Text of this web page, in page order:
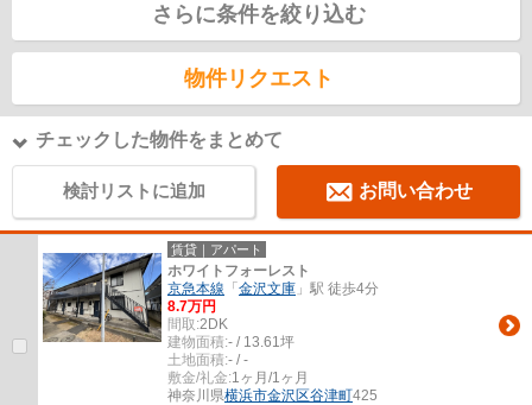
さらに条件を絞り込む
物件リクエスト
チェックした物件をまとめて
検討リストに追加 お問い合わせ
賃貸｜アパート
ホワイトフォーレスト
京急本線 「 金沢文庫 」駅 徒歩4分
8.7万円
間取:2DK
建物面積:- / 13.61坪
土地面積:- / -
敷金/礼金:1ヶ月/1ヶ月
神奈川県横浜市金沢区谷津町425